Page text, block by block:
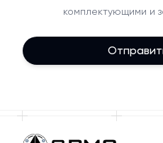
комплектующими и